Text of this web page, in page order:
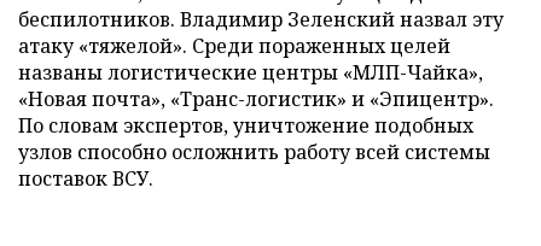
беспилотников. Владимир Зеленский назвал эту
атаку «тяжелой». Среди пораженных целей
названы логистические центры «МЛП-Чайка»,
«Новая почта», «Транс-логистик» и «Эпицентр».
По словам экспертов, уничтожение подобных
узлов способно осложнить работу всей системы
поставок ВСУ.